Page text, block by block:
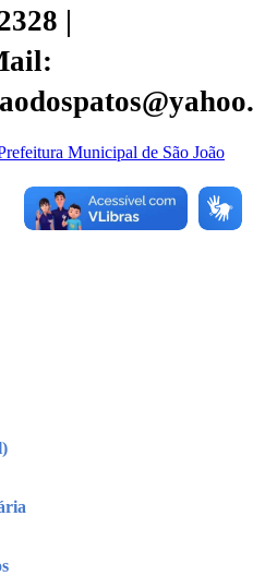
|
Municipal de São João